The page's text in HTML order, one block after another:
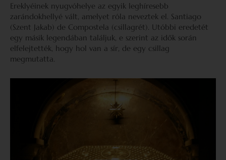
Ereklyéinek nyugvóhelye az egyik leghíresebb
zarándokhellyé vált, amelyet róla neveztek el. Santiago
(Szent Jakab) de Compostela (csillagrét). Utóbbi eredetét
egy másik legendában találjuk, e szerint az idők során
elfelejtették, hogy hol van a sír, de egy csillag
megmutatta.